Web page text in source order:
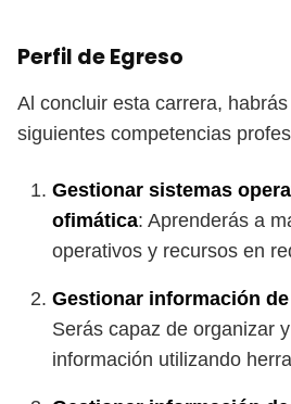
Perfil de Egreso
Al concluir esta carrera,
siguientes competencias
Gestionar sistemas
ofimática: Aprenderás a
operativos y recursos en
Gestionar información de
Serás capaz de organizar
información utilizando